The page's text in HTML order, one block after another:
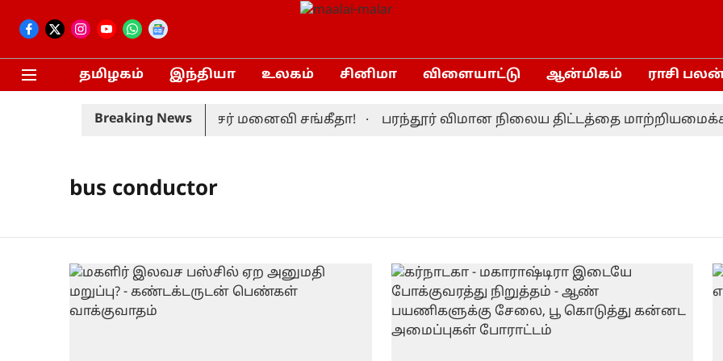
தமிழகம் இந்தியா உலகம் சினிமா விளையாட்டு ஆன்மிகம் ராசி
Breaking News
பெற்றார் முதலமைச்சர் மனைவி சங்கீதா! பரந்தூர் விமான நிலைய திட்டத்தை மாற்றியமைக்க
bus conductor